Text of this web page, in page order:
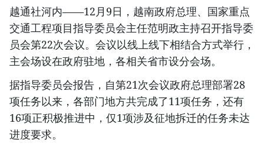
越通社河内——12月9日，越南政府总理、国家重点
交通工程项目指导委员会主任范明政主持召开指导委
员会第22次会议。会议以线上线下相结合方式举行，
主会场设在政府驻地，各相关省市设分会场。
据指导委员会报告，自第21次会议政府总理部署28
项任务以来，各部门地方共完成了11项任务，还有
16项正积极推进中，仅1项涉及征地拆迁的任务未达
进度要求。